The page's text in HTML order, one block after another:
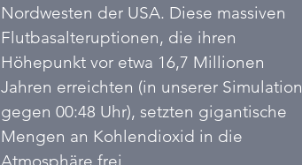
Nordwesten der USA. Diese massiven
Flutbasalteruptionen, die ihren
Höhepunkt vor etwa 16,7 Millionen
Jahren erreichten (in unserer Simulation
gegen 00:48 Uhr), setzten gigantische
Mengen an Kohlendioxid in die